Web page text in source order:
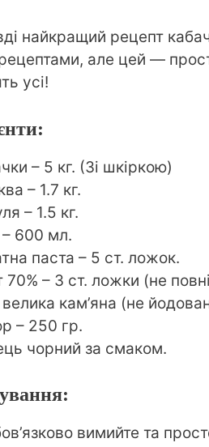
найкращий рецепт
але цей —
усі!
– 5 кг. (Зі шкіркою)
– 1.7 кг.
– 1.5 кг.
– 600 мл.
паста – 5 ст. ложок.
70% – 3 ст. ложки (не
велика кам’яна (не
– 250 гр.
чорний за смаком.
вимийте та